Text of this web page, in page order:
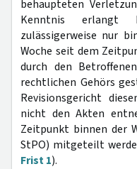
behaupteten
Kenntnis
zulässigerweise nur
Woche seit dem
durch den
rechtlichen Gehörs
Revisionsgericht
nicht den Akten
Zeitpunkt binnen der
StPO) mitgeteilt
Frist 1).